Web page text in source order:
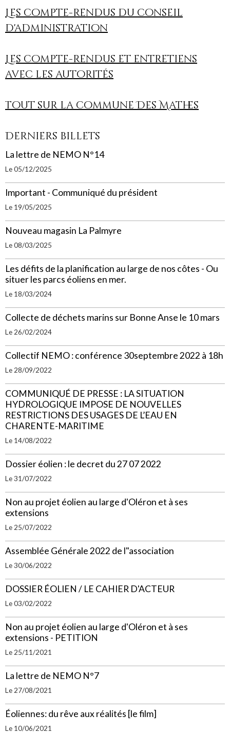
Les compte-rendus du conseil
d'administration
Les compte-rendus et entretiens
avec les autorités
Tout sur la commune Des Mathes
Derniers billets
La lettre de NEMO N°14
Le 05/12/2025
Important - Communiqué du président
Le 19/05/2025
Nouveau magasin La Palmyre
Le 08/03/2025
Les défits de la planification au large de nos côtes - Ou
situer les parcs éoliens en mer.
Le 18/03/2024
Collecte de déchets marins sur Bonne Anse le 10 mars
Le 26/02/2024
Collectif NEMO : conférence 30septembre 2022 à 18h
Le 28/09/2022
COMMUNIQUÉ DE PRESSE : LA SITUATION
HYDROLOGIQUE IMPOSE DE NOUVELLES
RESTRICTIONS DES USAGES DE L’EAU EN
CHARENTE-MARITIME
Le 14/08/2022
Dossier éolien : le decret du 27 07 2022
Le 31/07/2022
Non au projet éolien au large d'Oléron et à ses
extensions
Le 25/07/2022
Assemblée Générale 2022 de l"association
Le 30/06/2022
DOSSIER ÉOLIEN / LE CAHIER D'ACTEUR
Le 03/02/2022
Non au projet éolien au large d'Oléron et à ses
extensions - PETITION
Le 25/11/2021
La lettre de NEMO N°7
Le 27/08/2021
Éoliennes: du rêve aux réalités [le film]
Le 10/06/2021